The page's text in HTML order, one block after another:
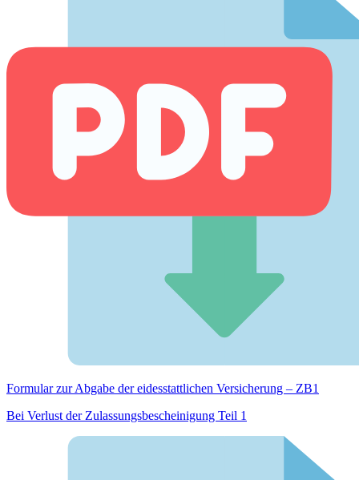
Formular zur Abgabe der eides­stattlichen Versicherung – ZB1
Bei Verlust der Zulassungsbescheinigung Teil 1